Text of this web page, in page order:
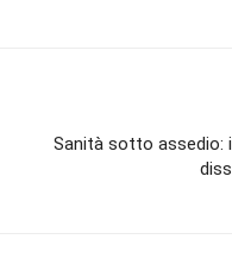
Sanità sotto assedio: